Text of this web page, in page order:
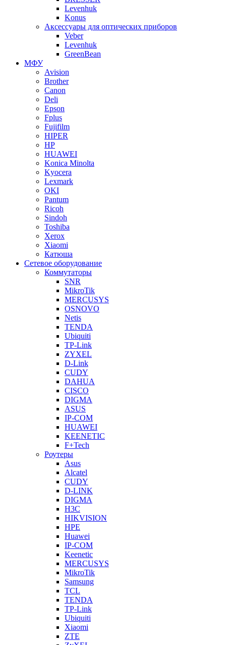
Levenhuk
Konus
Аксессуары для оптических приборов
Veber
Levenhuk
GreenBean
МФУ
Avision
Brother
Canon
Deli
Epson
Fplus
Fujifilm
HIPER
HP
HUAWEI
Konica Minolta
Kyocera
Lexmark
OKI
Pantum
Ricoh
Sindoh
Toshiba
Xerox
Xiaomi
Катюша
Сетевое оборудование
Коммутаторы
SNR
MikroTik
MERCUSYS
OSNOVO
Netis
TENDA
Ubiquiti
TP-Link
ZYXEL
D-Link
CUDY
DAHUA
CISCO
DIGMA
ASUS
IP-COM
HUAWEI
KEENETIC
F+Tech
Роутеры
Asus
Alcatel
CUDY
D-LINK
DIGMA
H3C
HIKVISION
HPE
Huawei
IP-COM
Keenetic
MERCUSYS
MikroTik
Samsung
TCL
TENDA
TP-Link
Ubiquiti
Xiaomi
ZTE